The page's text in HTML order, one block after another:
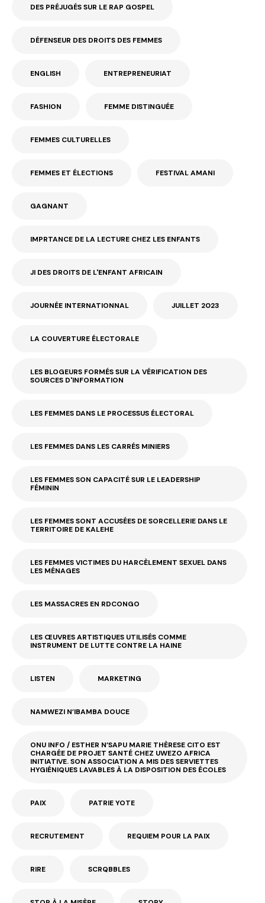
DES PRÉJUGÉS SUR LE RAP GOSPEL
DÉFENSEUR DES DROITS DES FEMMES
ENGLISH ENTREPRENEURIAT
FASHION FEMME DISTINGUÉE
FEMMES CULTURELLES
FEMMES ET ÉLECTIONS FESTIVAL AMANI
GAGNANT
IMPRTANCE DE LA LECTURE CHEZ LES ENFANTS
JI DES DROITS DE L'ENFANT AFRICAIN
JOURNÉE INTERNATIONNAL JUILLET 2023
LA COUVERTURE ÉLECTORALE
LES BLOGEURS FORMÉS SUR LA VÉRIFICATION DES
SOURCES D'INFORMATION
LES FEMMES DANS LE PROCESSUS ÉLECTORAL
LES FEMMES DANS LES CARRÉS MINIERS
LES FEMMES SON CAPACITÉ SUR LE LEADERSHIP
FÉMININ
LES FEMMES SONT ACCUSÉES DE SORCELLERIE DANS LE
TERRITOIRE DE KALEHE
LES FEMMES VICTIMES DU HARCÈLEMENT SEXUEL DANS
LES MÉNAGES
LES MASSACRES EN RDCONGO
LES ŒUVRES ARTISTIQUES UTILISÉS COMME
INSTRUMENT DE LUTTE CONTRE LA HAINE
LISTEN MARKETING
NAMWEZI N’IBAMBA DOUCE
ONU INFO / ESTHER N’SAPU MARIE THÈRESE CITO EST
CHARGÉE DE PROJET SANTÉ CHEZ UWEZO AFRICA
INITIATIVE. SON ASSOCIATION A MIS DES SERVIETTES
HYGIÉNIQUES LAVABLES À LA DISPOSITION DES ÉCOLES
PAIX PATRIE YOTE
RECRUTEMENT REQUIEM POUR LA PAIX
RIRE SCRQBBLES